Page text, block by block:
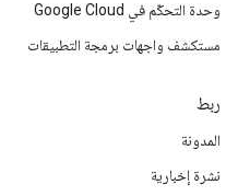
وحدة التحكّم في Google Cloud
مستكشف واجهات برمجة التطبيقات
ربط
المدونة
نشرة إخبارية